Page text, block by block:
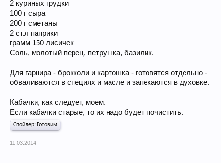
2 куриных грудки
100 г сыра
200 г сметаны
2 ст.л паприки
грамм 150 лисичек
Соль, молотый перец, петрушка, базилик.
Для гарнира - брокколи и картошка - готовятся отдельно -
обваливаются в специях и масле и запекаются в духовке.
Кабачки, как следует, моем.
Если кабачки старые, то их надо будет почистить.
Спойлер: Готовим
11.03.2014